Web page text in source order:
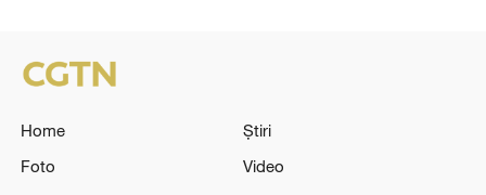
Home
Știri
Foto
Video